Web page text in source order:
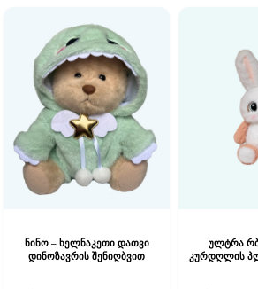
ნინო – ხელნაკეთი დათვი
დინოზავრის შენიღბვით
ულტრა
კურდღლის